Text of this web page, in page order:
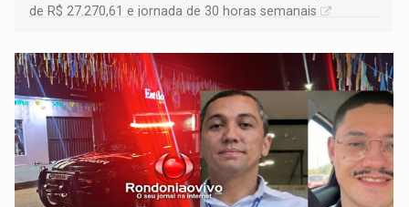
de R$ 27.270,61 e jornada de 30 horas semanais